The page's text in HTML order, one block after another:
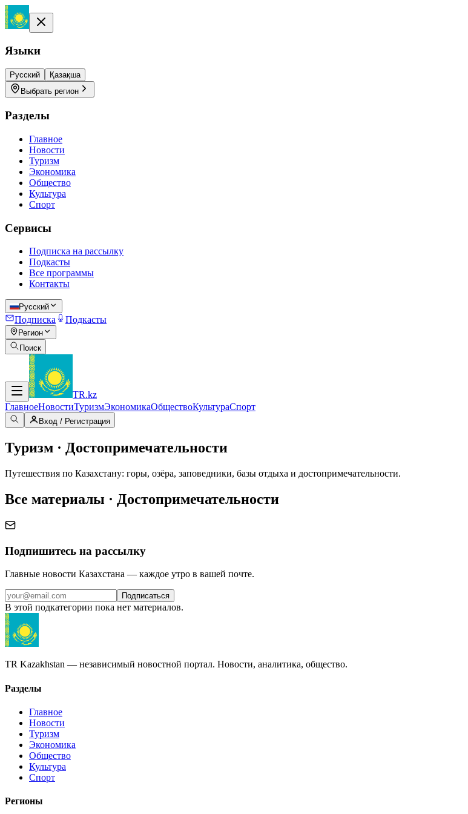
Языки
Русский
Қазақша
Выбрать регион
Разделы
Главное
Новости
Туризм
Экономика
Общество
Культура
Спорт
Сервисы
Подписка на рассылку
Подкасты
Все программы
Контакты
Русский
Подписка Подкасты
Регион
Поиск
TR.kz
ГлавноеНовостиТуризмЭкономикаОбществоКультураСпорт
Вход / Регистрация
Туризм · Достопримечательности
Путешествия по Казахстану: горы, озёра, заповедники, базы отдыха и достопримечательности.
Все материалы · Достопримечательности
Подпишитесь на рассылку
Главные новости Казахстана — каждое утро в вашей почте.
Подписаться
В этой подкатегории пока нет материалов.
TR Kazakhstan — независимый новостной портал. Новости, аналитика, общество.
Разделы
Главное
Новости
Туризм
Экономика
Общество
Культура
Спорт
Регионы